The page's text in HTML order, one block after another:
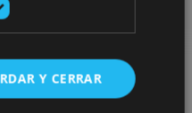
planes
para completar tu viaje en
Y CERRAR